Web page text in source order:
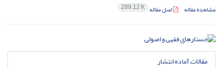
مشاهده مقاله اصل مقاله 289.12 K
مقالات آماده انتشار